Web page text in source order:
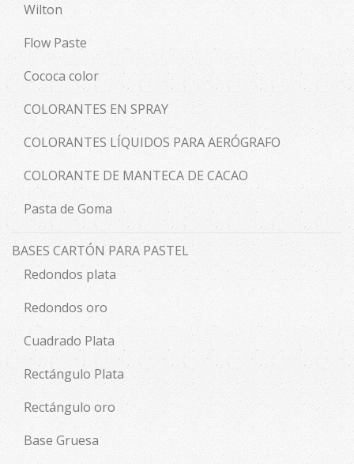
Wilton
Flow Paste
Cococa color
COLORANTES EN SPRAY
COLORANTES LÍQUIDOS PARA AERÓGRAFO
COLORANTE DE MANTECA DE CACAO
Pasta de Goma
BASES CARTÓN PARA PASTEL
Redondos plata
Redondos oro
Cuadrado Plata
Rectángulo Plata
Rectángulo oro
Base Gruesa